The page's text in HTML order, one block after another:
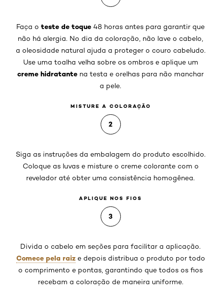
Faça o teste de toque 48 horas antes para garantir que
não há alergia. No dia da coloração, não lave o cabelo,
a oleosidade natural ajuda a proteger o couro cabeludo.
Use uma toalha velha sobre os ombros e aplique um
creme hidratante na testa e orelhas para não manchar
a pele.
MISTURE A COLORAÇÃO
2
Siga as instruções da embalagem do produto escolhido.
Coloque as luvas e misture o creme colorante com o
revelador até obter uma consistência homogênea.
APLIQUE NOS FIOS
3
Divida o cabelo em seções para facilitar a aplicação.
Comece pela raize depois distribua o produto por todo
o comprimento e pontas, garantindo que todos os fios
recebam a coloração de maneira uniforme.